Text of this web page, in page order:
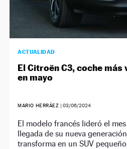
ACTUALIDAD
El Citroën C3, coche más
en mayo
MARIO HERRÁEZ | 03/06/2024
El modelo francés lideró el
llegada de su nueva
transforma en un SUV